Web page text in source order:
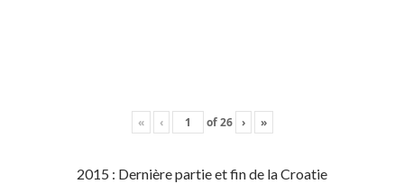
« ‹ of26 › »
2015 : Dernière partie et fin de la Croatie